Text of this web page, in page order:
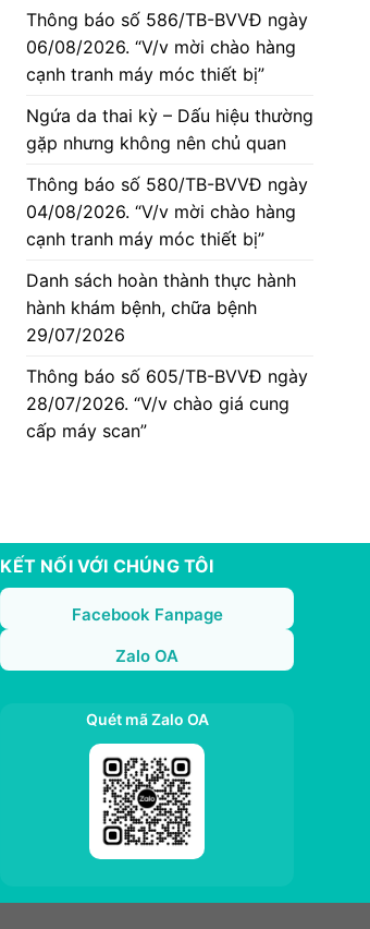
Thông báo số 586/TB-BVVĐ ngày
06/08/2026. “V/v mời chào hàng
cạnh tranh máy móc thiết bị”
Ngứa da thai kỳ – Dấu hiệu thường
gặp nhưng không nên chủ quan
Thông báo số 580/TB-BVVĐ ngày
04/08/2026. “V/v mời chào hàng
cạnh tranh máy móc thiết bị”
Danh sách hoàn thành thực hành
hành khám bệnh, chữa bệnh
29/07/2026
Thông báo số 605/TB-BVVĐ ngày
28/07/2026. “V/v chào giá cung
cấp máy scan”
KẾT NỐI VỚI CHÚNG TÔI
Facebook Fanpage
Zalo OA
Quét mã Zalo OA